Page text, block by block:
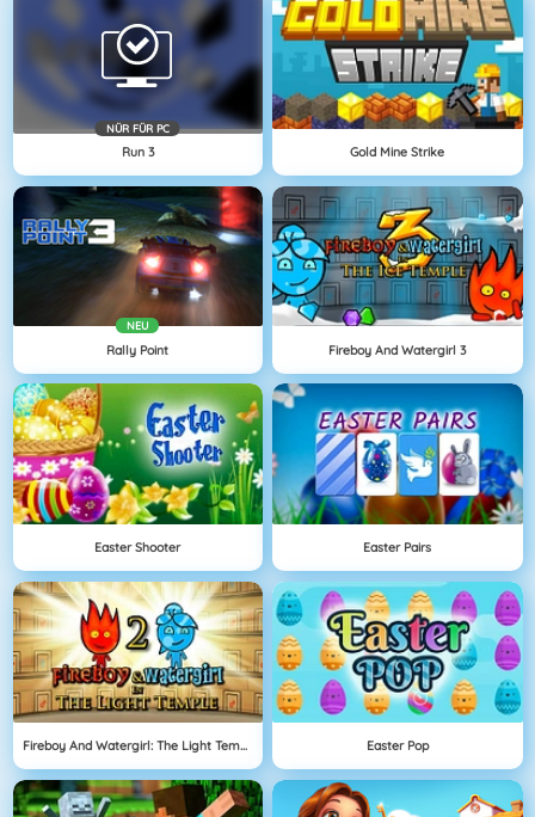
NÜR FÜR PC
Run 3 Gold Mine Strike
NEU
Rally Point Fireboy And Watergirl 3
Easter Shooter Easter Pairs
Fireboy And Watergirl: The Light Temple Easter Pop